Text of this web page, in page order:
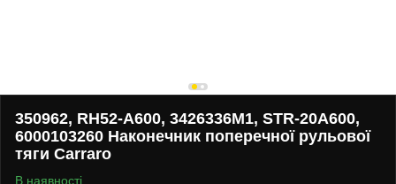
350962, RH52-A600, 3426336M1, STR-20A600,
6000103260 Наконечник поперечної рульової
тяги Carraro
В наявності